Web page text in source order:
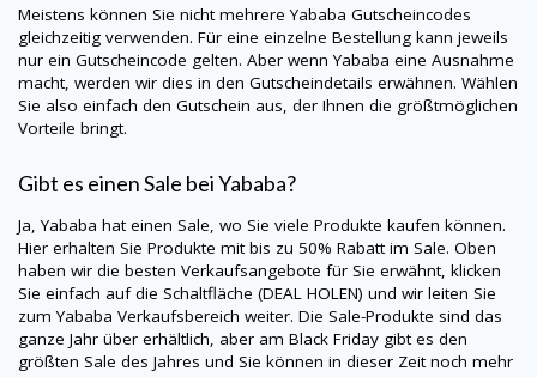
Meistens können Sie nicht mehrere Yababa Gutscheincodes
gleichzeitig verwenden. Für eine einzelne Bestellung kann jeweils
nur ein Gutscheincode gelten. Aber wenn Yababa eine Ausnahme
macht, werden wir dies in den Gutscheindetails erwähnen. Wählen
Sie also einfach den Gutschein aus, der Ihnen die größtmöglichen
Vorteile bringt.
Gibt es einen Sale bei Yababa?
Ja, Yababa hat einen Sale, wo Sie viele Produkte kaufen können.
Hier erhalten Sie Produkte mit bis zu 50% Rabatt im Sale. Oben
haben wir die besten Verkaufsangebote für Sie erwähnt, klicken
Sie einfach auf die Schaltfläche (DEAL HOLEN) und wir leiten Sie
zum Yababa Verkaufsbereich weiter. Die Sale-Produkte sind das
ganze Jahr über erhältlich, aber am Black Friday gibt es den
größten Sale des Jahres und Sie können in dieser Zeit noch mehr